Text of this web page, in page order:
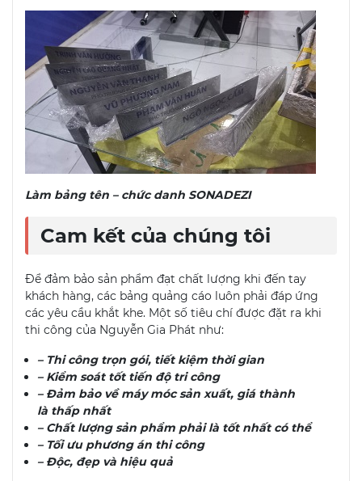
Làm bảng tên – chức danh SONADEZI
Cam kết của chúng tôi
Để đảm bảo sản phẩm đạt chất lượng khi đến tay
khách hàng, các bảng quảng cáo luôn phải đáp ứng
các yêu cầu khắt khe. Một số tiêu chí được đặt ra khi
thi công của Nguyễn Gia Phát như:
– Thi công trọn gói, tiết kiệm thời gian
– Kiểm soát tốt tiến độ tri công
– Đảm bảo về máy móc sản xuất, giá thành
là thấp nhất
– Chất lượng sản phẩm phải là tốt nhất có thể
– Tối ưu phương án thi công
– Độc, đẹp và hiệu quả